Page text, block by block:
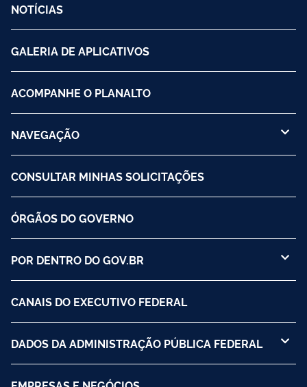
NOTÍCIAS
GALERIA DE APLICATIVOS
ACOMPANHE O PLANALTO
NAVEGAÇÃO
CONSULTAR MINHAS SOLICITAÇÕES
ÓRGÃOS DO GOVERNO
POR DENTRO DO GOV.BR
CANAIS DO EXECUTIVO FEDERAL
DADOS DA ADMINISTRAÇÃO PÚBLICA FEDERAL